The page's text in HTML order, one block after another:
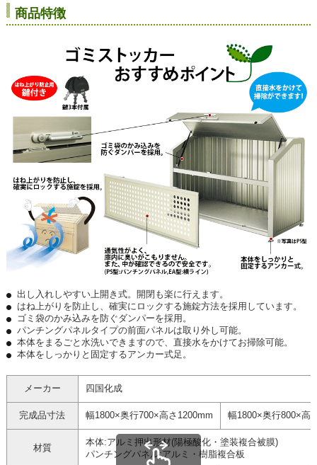
商品特徴
出し入れしやすい上開き式。開閉も楽に行えます。
はね上がりを防止し、確実にロックする施錠方法を採用しています。
ゴミ袋のかみ込みを防ぐダンパーを採用。
パンチングパネルタイプの前面パネルは取り外し可能。
本体をまるごと水洗いできますので、直接水をかけてお掃除可能。
本体をしっかりと固定するアンカー式足。
メーカー 四国化成
完成品寸法 幅1800×奥行700×高さ1200mm 幅1800×奥行800×高
材質
本体:アルミ押出形材(陽極酸化・塗装複合被膜)
パンチングパネル:アルミ・樹脂複合板